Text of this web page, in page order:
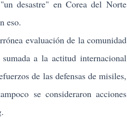
desastre" en Corea del Norte
eso.
evaluación de la comunidad
a la actitud internacional
de las defensas de misiles,
se consideraron acciones